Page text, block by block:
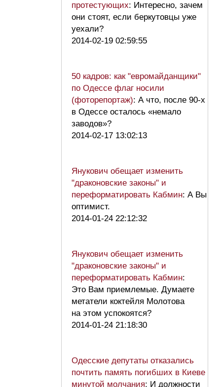
протестующих: Интересно, зачем
они стоят, если беркутовцы уже
уехали?
2014-02-19 02:59:55
50 кадров: как "евромайданщики"
по Одессе флаг носили
(фоторепортаж): А что, после 90-х
в Одессе осталось «немало
заводов»?
2014-02-17 13:02:13
Янукович обещает изменить
"драконовские законы" и
переформатировать Кабмин: А Вы
оптимист.
2014-01-24 22:12:32
Янукович обещает изменить
"драконовские законы" и
переформатировать Кабмин:
Это Вам приемлемые. Думаете
метатели коктейля Молотова
на этом успокоятся?
2014-01-24 21:18:30
Одесские депутаты отказались
почтить память погибших в Киеве
минутой молчания: И должности